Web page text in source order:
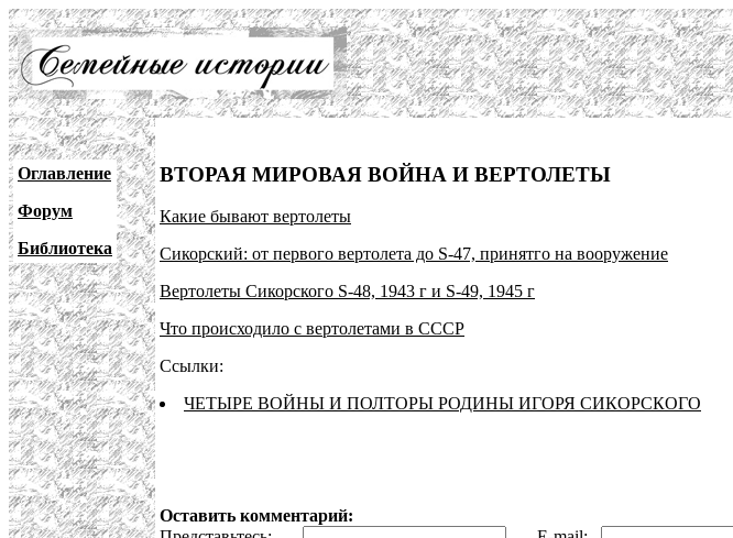
Оглавление
Форум
Библиотека
ВТОРАЯ МИРОВАЯ ВОЙНА И ВЕРТОЛЕТЫ
Какие бывают вертолеты
Сикорский: от первого вертолета до S-47, принятго на вооружение
Вертолеты Сикорского S-48, 1943 г и S-49, 1945 г
Что происходило с вертолетами в СССР
Ссылки:
ЧЕТЫРЕ ВОЙНЫ И ПОЛТОРЫ РОДИНЫ ИГОРЯ СИКОРСКОГО
Оставить комментарий: